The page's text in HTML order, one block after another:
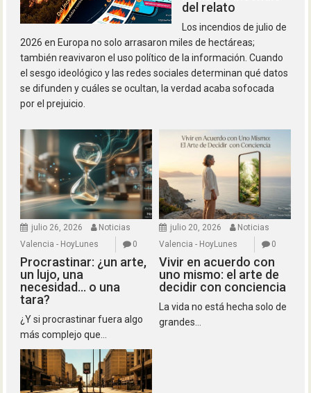
del relato
Los incendios de julio de
2026 en Europa no solo arrasaron miles de hectáreas;
también reavivaron el uso político de la información. Cuando
el sesgo ideológico y las redes sociales determinan qué datos
se difunden y cuáles se ocultan, la verdad acaba sofocada
por el prejuicio.
julio 26, 2026
Noticias
Valencia - HoyLunes
0
Procrastinar: ¿un arte,
un lujo, una
necesidad… o una
tara?
¿Y si procrastinar fuera algo
más complejo que...
julio 20, 2026
Noticias
Valencia - HoyLunes
0
Vivir en acuerdo con
uno mismo: el arte de
decidir con conciencia
La vida no está hecha solo de
grandes...